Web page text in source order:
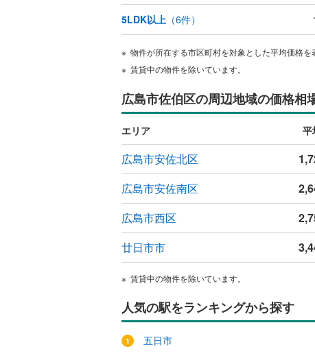
5LDK以上 （6件）
物件が所在する市区町村を対象とした平均価格を
賃貸中の物件を除いています。
広島市佐伯区の周辺地域の価格相
エリア 平
広島市安佐北区
広島市安佐南区
広島市西区
廿日市市
賃貸中の物件を除いています。
人気の駅をランキングから探す
五日市
オンライ